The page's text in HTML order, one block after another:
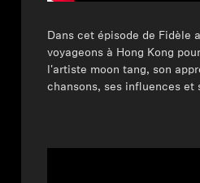
Dans cet épisode de Fidèle
voyageons à Hong Kong
l'artiste moon tang, son
chansons, ses influences et